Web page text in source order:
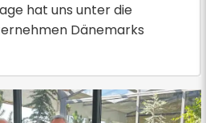
hat uns unter die
Dänemarks